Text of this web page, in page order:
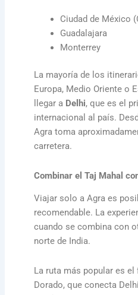
Ciudad de México
Guadalajara
Monterrey
La mayoría de los
Europa, Medio Oriente o
llegar a Delhi, que es el
internacional al país.
Agra toma
carretera.
Combinar el Taj Mahal
Viajar solo a Agra es
recomendable. La
cuando se combina con
norte de India.
La ruta más popular es
Dorado, que conecta